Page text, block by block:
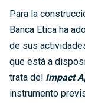
Para la
Banca Etica ha
de sus
que está a
trata del Impact
instrumento